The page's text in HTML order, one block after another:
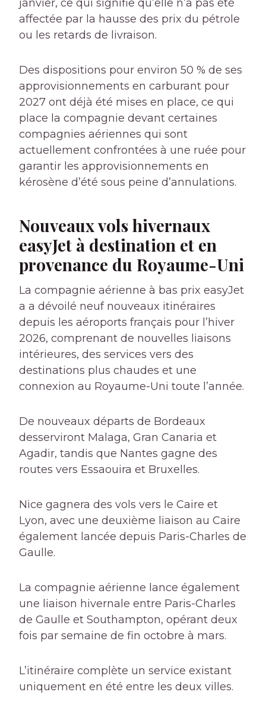
janvier, ce qui signifie qu’elle n’a pas été
affectée par la hausse des prix du pétrole
ou les retards de livraison.
Des dispositions pour environ 50 % de ses
approvisionnements en carburant pour
2027 ont déjà été mises en place, ce qui
place la compagnie devant certaines
compagnies aériennes qui sont
actuellement confrontées à une ruée pour
garantir les approvisionnements en
kérosène d’été sous peine d’annulations.
Nouveaux vols hivernaux
easyJet à destination et en
provenance du Royaume-Uni
La compagnie aérienne à bas prix easyJet
a a dévoilé neuf nouveaux itinéraires
depuis les aéroports français pour l’hiver
2026, comprenant de nouvelles liaisons
intérieures, des services vers des
destinations plus chaudes et une
connexion au Royaume-Uni toute l’année.
De nouveaux départs de Bordeaux
desserviront Malaga, Gran Canaria et
Agadir, tandis que Nantes gagne des
routes vers Essaouira et Bruxelles.
Nice gagnera des vols vers le Caire et
Lyon, avec une deuxième liaison au Caire
également lancée depuis Paris-Charles de
Gaulle.
La compagnie aérienne lance également
une liaison hivernale entre Paris-Charles
de Gaulle et Southampton, opérant deux
fois par semaine de fin octobre à mars.
L’itinéraire complète un service existant
uniquement en été entre les deux villes.